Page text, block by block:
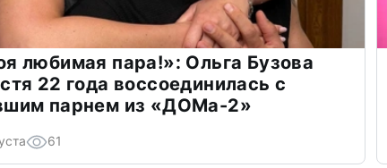
любимая пара!»: Ольга Бузова
22 года воссоединилась с
парнем из «ДОМа-2»
61